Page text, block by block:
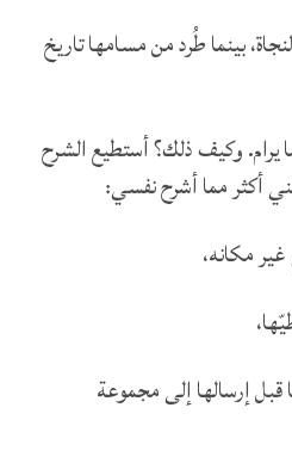
بينما طُرد من مسامها تاريخ
وكيف ذلك؟ أستطيع الشرح
أكثر مما أشرح نفسي:
مكانه،
إرسالها إلى مجموعة